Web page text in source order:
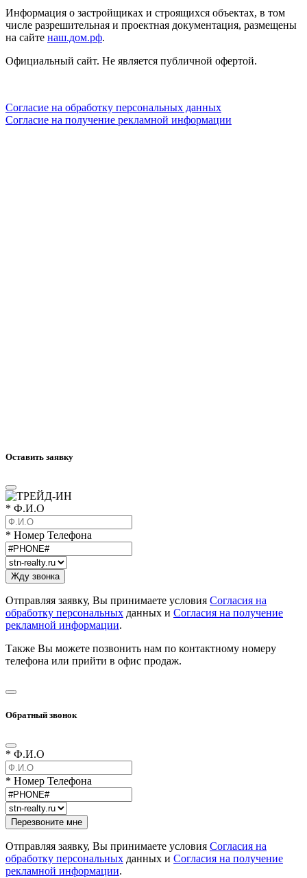
Информация о застройщиках и строящихся объектах, в том
числе разрешительная и проектная документация, размещены
на сайте наш.дом.рф.
Официальный сайт. Не является публичной офертой.
Согласие на обработку персональных данных
Согласие на получение рекламной информации
Оставить заявку
* Ф.И.О
* Номер Телефона
Отправляя заявку, Вы принимаете условия Согласия на
обработку персональных данных и Согласия на получение
рекламной информации.
Также Вы можете позвонить нам по контактному номеру
телефона или прийти в офис продаж.
Обратный звонок
* Ф.И.О
* Номер Телефона
Отправляя заявку, Вы принимаете условия Согласия на
обработку персональных данных и Согласия на получение
рекламной информации.